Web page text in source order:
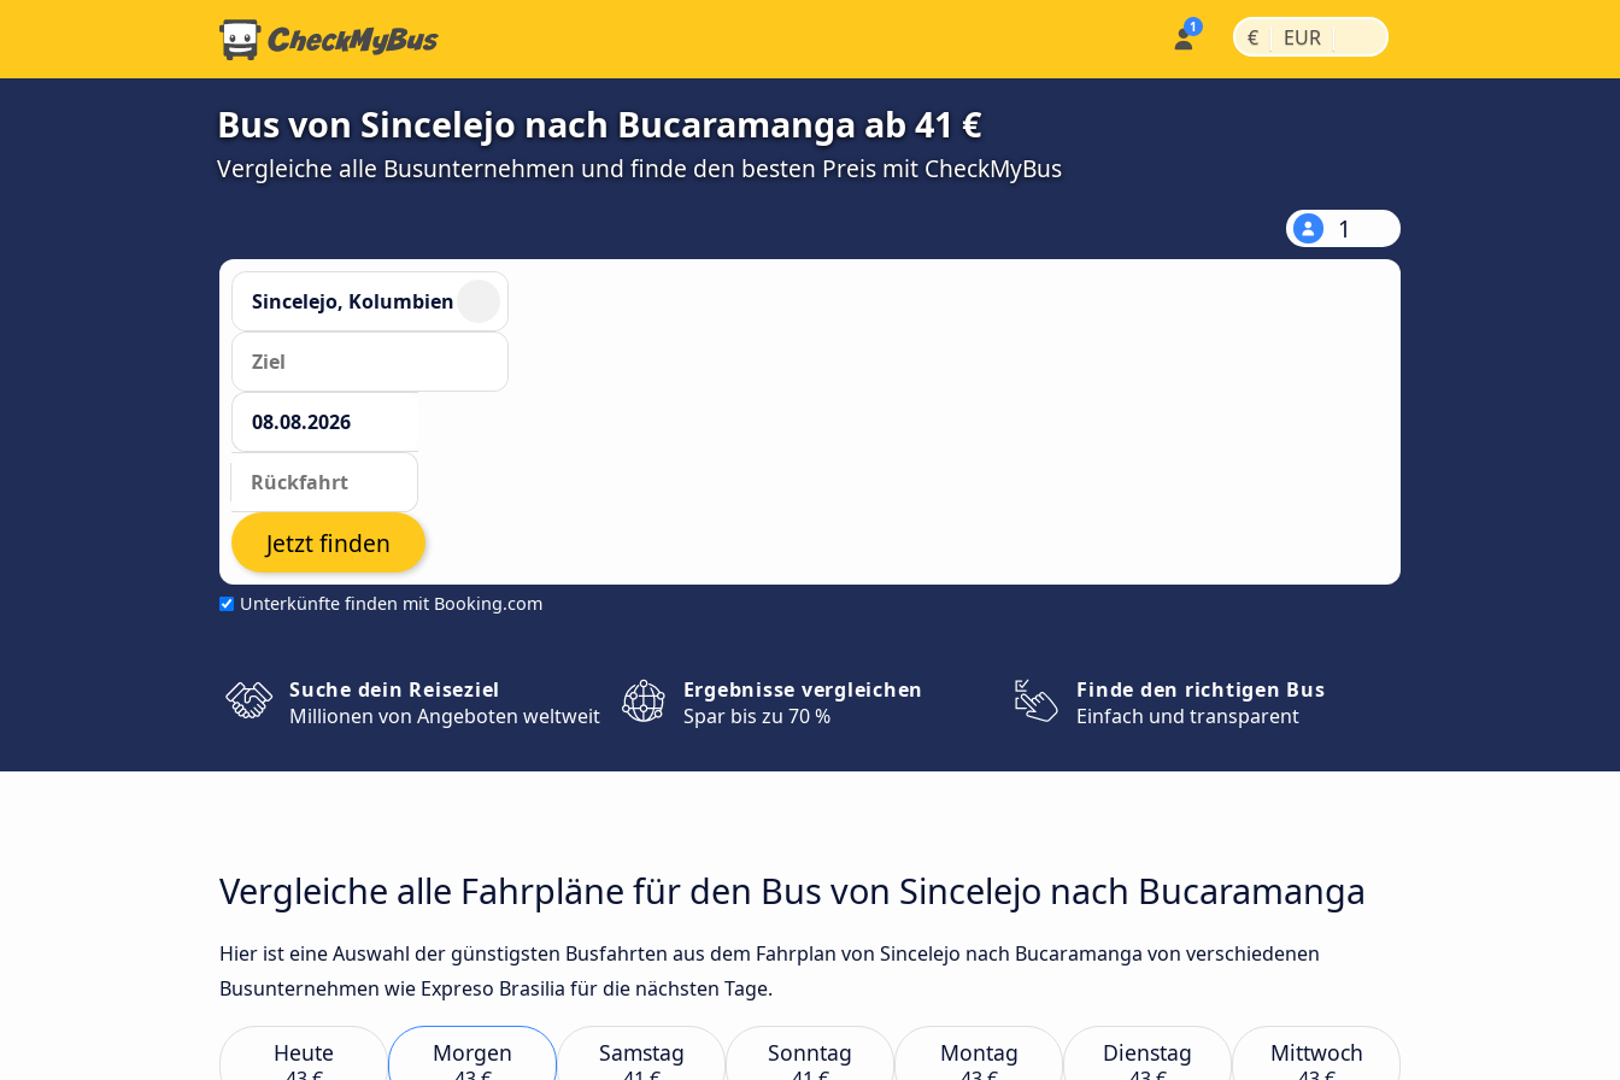
€ | EUR |
Bus von Sincelejo nach Bucaramanga ab 41 €
Vergleiche alle Busunternehmen und finde den besten Preis mit CheckMyBus
1
Unterkünfte finden mit Booking.com
Jetzt finden
Suche dein Reiseziel
Millionen von Angeboten weltweit
Ergebnisse vergleichen
Spar bis zu 70 %
Finde den richtigen Bus
Einfach und transparent
Vergleiche alle Fahrpläne für den Bus von Sincelejo nach Bucaramanga
Hier ist eine Auswahl der günstigsten Busfahrten aus dem Fahrplan von Sincelejo nach Bucaramanga von verschiedenen
Busunternehmen wie Expreso Brasilia für die nächsten Tage.
Heute Morgen Samstag Sonntag Montag Dienstag Mittwoch